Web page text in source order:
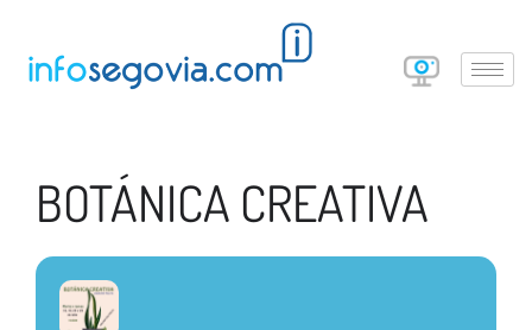
BOTÁNICA CREATIVA